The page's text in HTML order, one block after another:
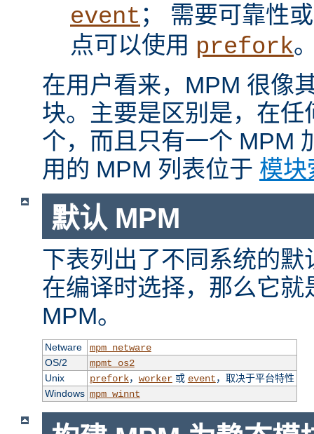
event ； 需要可靠性
点可以使用 prefork
在用户看来，MPM 很像
块。主要是区别是，在任
个，而且只有一个 MPM
用的 MPM 列表位于 模块
默认 MPM
下表列出了不同系统的默
在编译时选择，那么它就
MPM。
Netware
mpm_netware
OS/2
mpmt_os2
Unix
prefork， worker或 event，取决于平台特性
Windows mpm_winnt